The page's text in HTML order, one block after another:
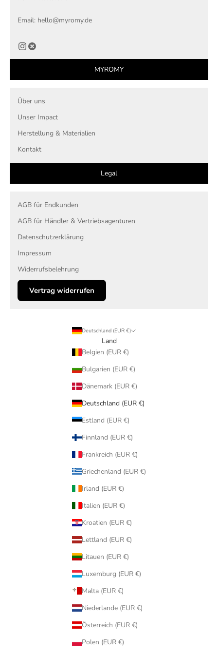
Email: hello@myromy.de
MYROMY
Über uns
Unser Impact
Herstellung & Materialien
Kontakt
Legal
AGB für Endkunden
AGB für Händler & Vertriebsagenturen
Datenschutzerklärung
Impressum
Widerrufsbelehrung
Vertrag widerrufen
Deutschland (EUR €)
Land
Belgien (EUR €)
Bulgarien (EUR €)
Dänemark (EUR €)
Deutschland (EUR €)
Estland (EUR €)
Finnland (EUR €)
Frankreich (EUR €)
Griechenland (EUR €)
Irland (EUR €)
Italien (EUR €)
Kroatien (EUR €)
Lettland (EUR €)
Litauen (EUR €)
Luxemburg (EUR €)
Malta (EUR €)
Niederlande (EUR €)
Österreich (EUR €)
Polen (EUR €)